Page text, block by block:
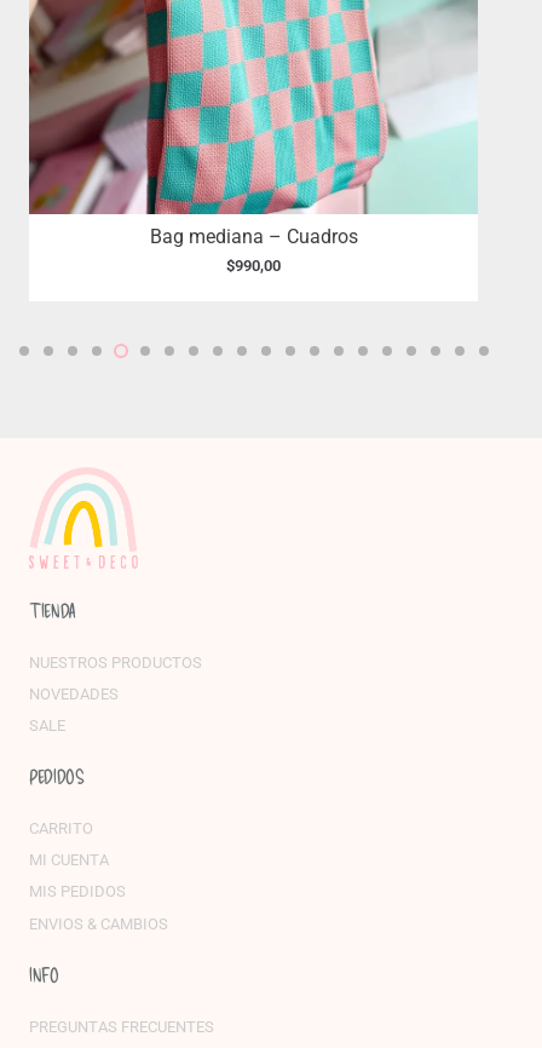
Bag mediana – Cuadros
$990,00
TIENDA
NUESTROS PRODUCTOS
NOVEDADES
SALE
PEDIDOS
CARRITO
MI CUENTA
MIS PEDIDOS
ENVIOS & CAMBIOS
INFO
PREGUNTAS FRECUENTES